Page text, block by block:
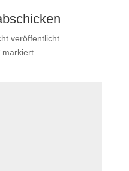
veröffentlicht.
markiert